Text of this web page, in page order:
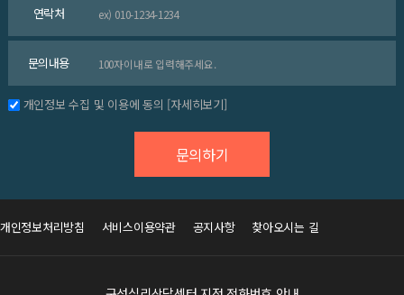
연락처
문의내용
개인정보 수집 및 이용에 동의 [자세히보기]
개인정보처리방침 서비스이용약관 공지사항 찾아오시는 길